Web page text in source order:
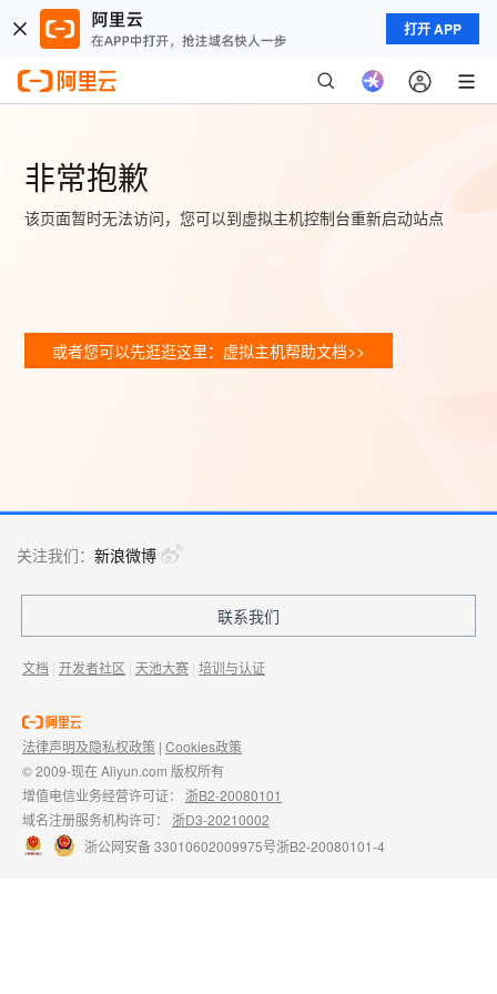
打开 APP
非常抱歉
该页面暂时无法访问，您可以到虚拟主机控制台重新启动站点
或者您可以先逛逛这里：虚拟主机帮助文档>>